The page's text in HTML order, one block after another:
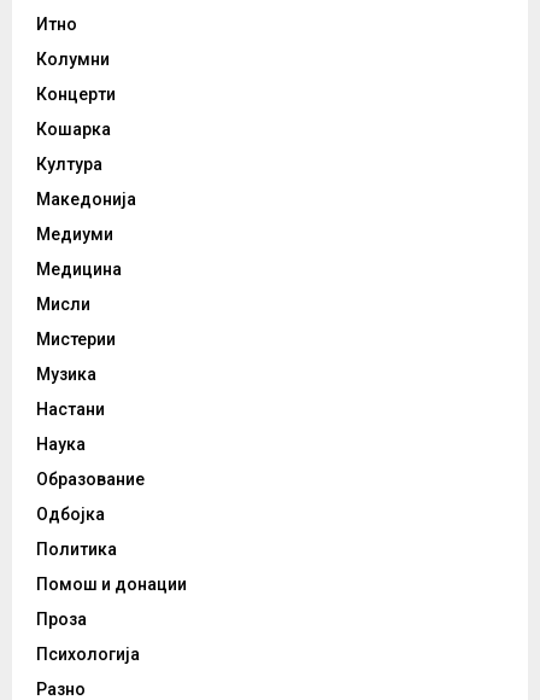
Итно
Колумни
Концерти
Кошарка
Култура
Македонија
Медиуми
Медицина
Мисли
Мистерии
Музика
Настани
Наука
Образование
Одбојка
Политика
Помош и донации
Проза
Психологија
Разно